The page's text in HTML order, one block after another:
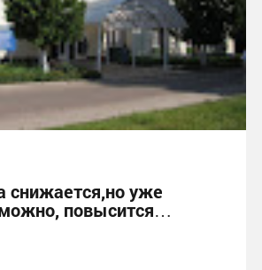
снижается,но уже
повысится…